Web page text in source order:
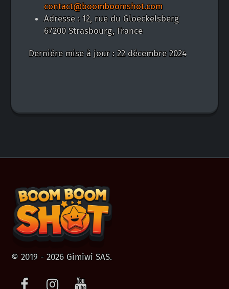
contact@boomboomshot.com
Adresse : 12, rue du Gloeckelsberg
67200 Strasbourg, France
Dernière mise à jour : 22 décembre 2024
© 2019 - 2026 Gimiwi SAS.
Facebook
Instagram
Youtube